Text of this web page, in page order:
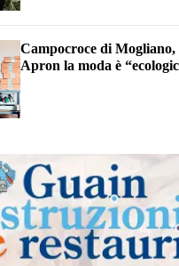
Campocroce di
Apron la moda è